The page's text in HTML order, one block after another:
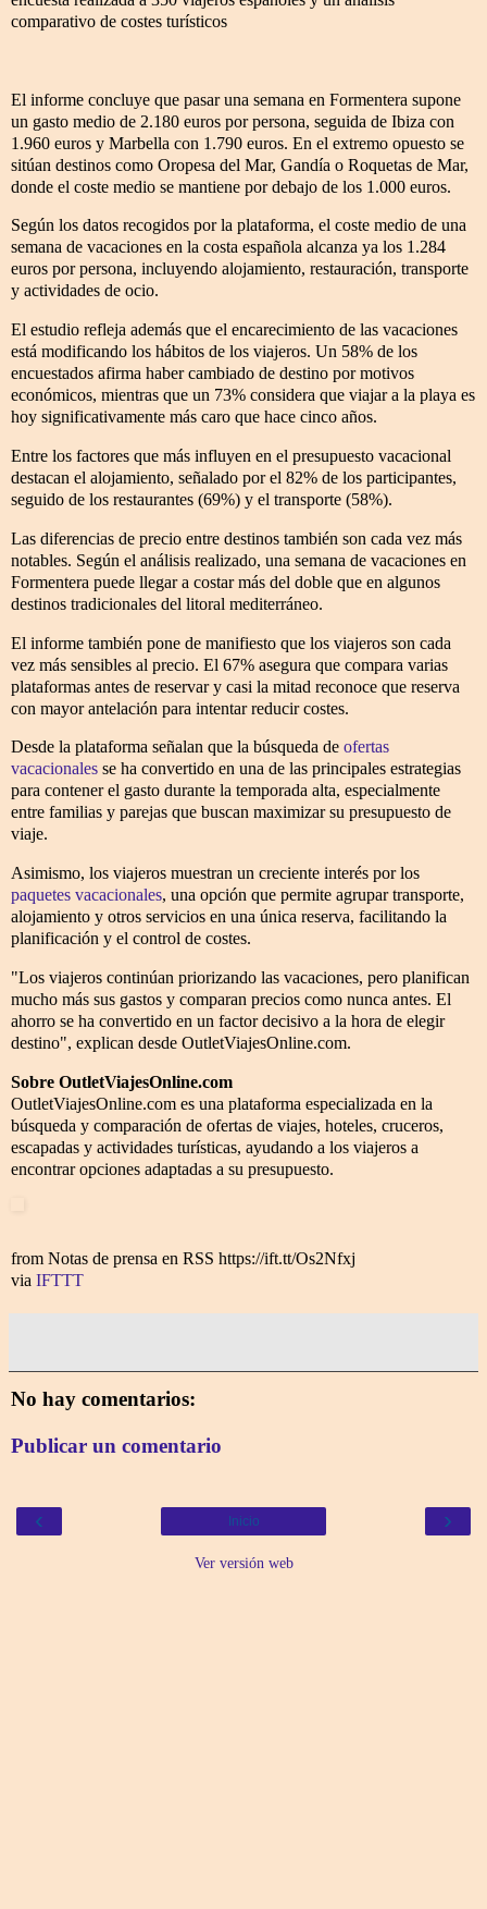
comparativo de costes turísticos
El informe concluye que pasar una semana en Formentera supone
un gasto medio de 2.180 euros por persona, seguida de Ibiza con
1.960 euros y Marbella con 1.790 euros. En el extremo opuesto se
sitúan destinos como Oropesa del Mar, Gandía o Roquetas de Mar,
donde el coste medio se mantiene por debajo de los 1.000 euros.
Según los datos recogidos por la plataforma, el coste medio de una
semana de vacaciones en la costa española alcanza ya los 1.284
euros por persona, incluyendo alojamiento, restauración, transporte
y actividades de ocio.
El estudio refleja además que el encarecimiento de las vacaciones
está modificando los hábitos de los viajeros. Un 58% de los
encuestados afirma haber cambiado de destino por motivos
económicos, mientras que un 73% considera que viajar a la playa es
hoy significativamente más caro que hace cinco años.
Entre los factores que más influyen en el presupuesto vacacional
destacan el alojamiento, señalado por el 82% de los participantes,
seguido de los restaurantes (69%) y el transporte (58%).
Las diferencias de precio entre destinos también son cada vez más
notables. Según el análisis realizado, una semana de vacaciones en
Formentera puede llegar a costar más del doble que en algunos
destinos tradicionales del litoral mediterráneo.
El informe también pone de manifiesto que los viajeros son cada
vez más sensibles al precio. El 67% asegura que compara varias
plataformas antes de reservar y casi la mitad reconoce que reserva
con mayor antelación para intentar reducir costes.
Desde la plataforma señalan que la búsqueda de ofertas
vacacionales se ha convertido en una de las principales estrategias
para contener el gasto durante la temporada alta, especialmente
entre familias y parejas que buscan maximizar su presupuesto de
viaje.
Asimismo, los viajeros muestran un creciente interés por los
paquetes vacacionales, una opción que permite agrupar transporte,
alojamiento y otros servicios en una única reserva, facilitando la
planificación y el control de costes.
"Los viajeros continúan priorizando las vacaciones, pero planifican
mucho más sus gastos y comparan precios como nunca antes. El
ahorro se ha convertido en un factor decisivo a la hora de elegir
destino", explican desde OutletViajesOnline.com.
Sobre OutletViajesOnline.com
OutletViajesOnline.com es una plataforma especializada en la
búsqueda y comparación de ofertas de viajes, hoteles, cruceros,
escapadas y actividades turísticas, ayudando a los viajeros a
encontrar opciones adaptadas a su presupuesto.
from Notas de prensa en RSS https://ift.tt/Os2Nfxj
via IFTTT
No hay comentarios:
Publicar un comentario
‹ ›
Inicio
Ver versión web